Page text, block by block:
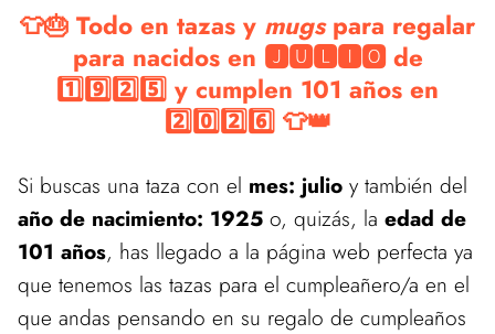
👕🎂 Todo en tazas y mugspara regalar
para nacidos en 🅹🆄🅻🅸🅾 de
1️⃣9️⃣2️⃣5️⃣ y cumplen 101 años en
2️⃣0️⃣2️⃣6️⃣ 👕👑
Si buscas una taza con el mes: julio y también del
año de nacimiento: 1925 o, quizás, la edad de
101 años, has llegado a la página web perfecta ya
que tenemos las tazas para el cumpleañero/a en el
que andas pensando en su regalo de cumpleaños